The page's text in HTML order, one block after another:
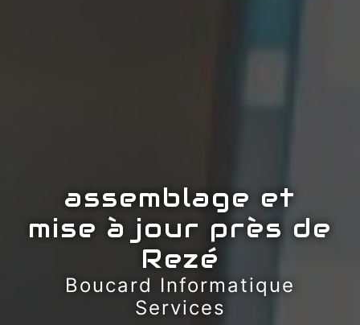
assemblage et
mise à jour près de
Rezé
Boucard Informatique
Services